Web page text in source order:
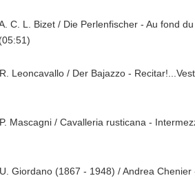
C. L. Bizet / Die Perlenfischer - Au fond du
Leoncavallo / Der Bajazzo -
Mascagni / Cavalleria rusticana -
Giordano (1867 - 1948) / Andrea Chenier